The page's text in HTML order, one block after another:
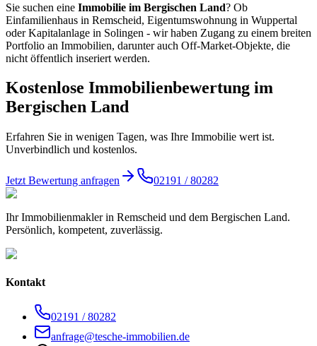
Sie suchen eine Immobilie im Bergischen Land? Ob
Einfamilienhaus in Remscheid, Eigentumswohnung in Wuppertal
oder Kapitalanlage in Solingen - wir haben Zugang zu einem breiten
Portfolio an Immobilien, darunter auch Off-Market-Objekte, die
nicht öffentlich inseriert werden.
Kostenlose Immobilienbewertung im
Bergischen Land
Erfahren Sie in wenigen Tagen, was Ihre Immobilie wert ist.
Unverbindlich und kostenlos.
Jetzt Bewertung anfragen 02191 / 80282
Ihr Immobilienmakler in Remscheid und dem Bergischen Land.
Persönlich, kompetent, zuverlässig.
Kontakt
02191 / 80282
anfrage@tesche-immobilien.de